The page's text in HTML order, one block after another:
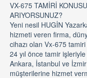
VX-675 TAMİRİ
ARIYORSUNUZ?
Yeni nesil HUGİN
hizmeti veren firma,
cihazı olan Vx-675
24 yıl önce tamir
Ankara, İstanbul ve
müşterilerine hizmet